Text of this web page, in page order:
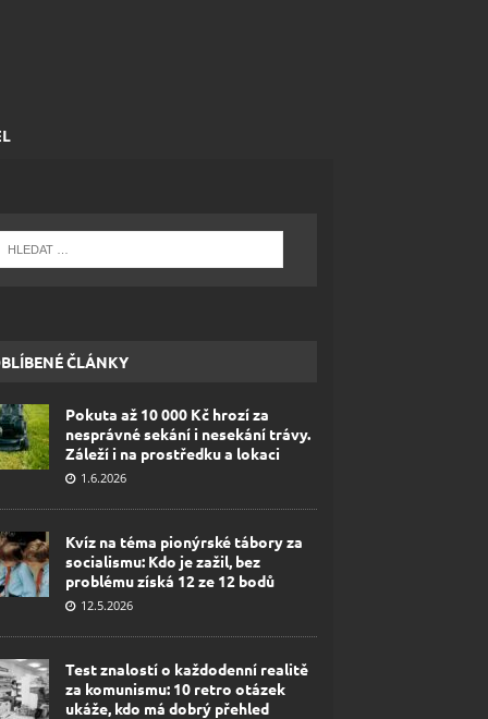
ČLÁNKY
Pokuta až 10 000 Kč hrozí za
nesprávné sekání i nesekání trávy.
Záleží i na prostředku a lokaci
1.6.2026
Kvíz na téma pionýrské tábory za
socialismu: Kdo je zažil, bez
problému získá 12 ze 12 bodů
12.5.2026
Test znalostí o každodenní realitě
za komunismu: 10 retro otázek
ukáže, kdo má dobrý přehled